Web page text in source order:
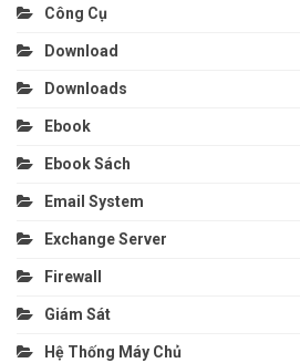
Công Cụ
Download
Downloads
Ebook
Ebook Sách
Email System
Exchange Server
Firewall
Giám Sát
Hệ Thống Máy Chủ